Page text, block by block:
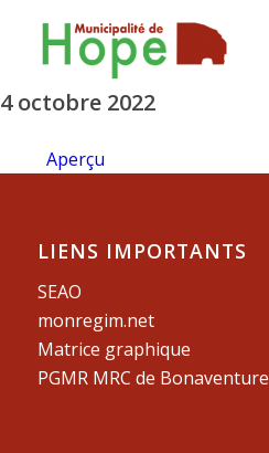
4 octobre 2022
Aperçu
LIENS IMPORTANTS
SEAO
monregim.net
Matrice graphique
PGMR MRC de Bonaventure